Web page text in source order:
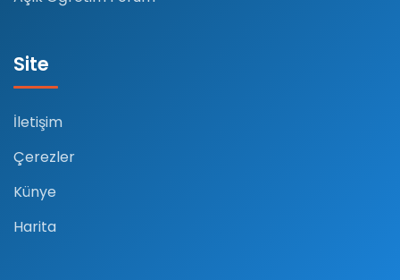
Site
İletişim
Çerezler
Künye
Harita